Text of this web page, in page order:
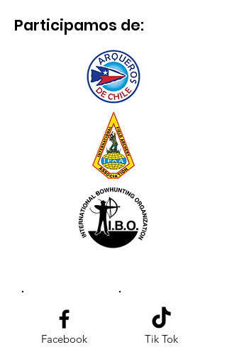
Participamos de:
Facebook Tik Tok